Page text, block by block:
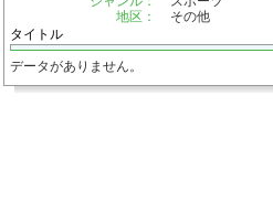
地区：
その他
タイトル
データがありません。